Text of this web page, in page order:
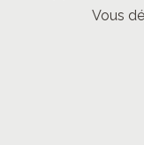
Vous